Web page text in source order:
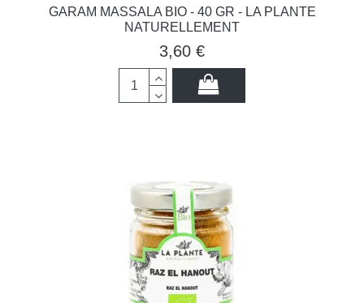
GARAM MASSALA BIO - 40 GR - LA PLANTE
NATURELLEMENT
3,60 €